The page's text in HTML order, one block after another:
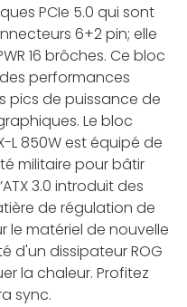
PCIe 5.0 qui sont
6+2 pin; elle
16 brôches. Ce bloc
performances
pics de puissance de
Le bloc
L 850W est équipé de
militaire pour bâtir
3.0 introduit des
de régulation de
le matériel de nouvelle
d'un dissipateur ROG
la chaleur. Profitez
sync.